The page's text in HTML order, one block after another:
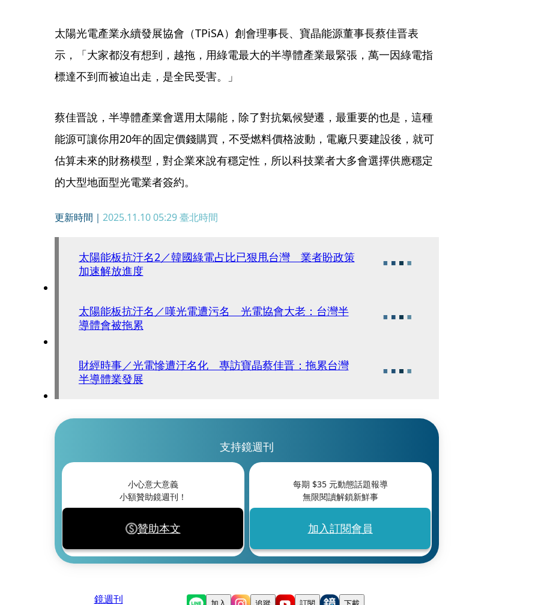
太陽光電產業永續發展協會（TPiSA）創會理事長、寶晶能源董事長蔡佳晋表
示，「大家都沒有想到，越拖，用綠電最大的半導體產業最緊張，萬一因綠電指
標達不到而被迫出走，是全民受害。」
蔡佳晋說，半導體產業會選用太陽能，除了對抗氣候變遷，最重要的也是，這種
能源可讓你用20年的固定價錢購買，不受燃料價格波動，電廠只要建設後，就可
估算未來的財務模型，對企業來說有穩定性，所以科技業者大多會選擇供應穩定
的大型地面型光電業者簽約。
更新時間｜ 2025.11.10 05:29臺北時間
太陽能板抗汙名2／韓國綠電占比已狠甩台灣 業者盼政策
加速解放進度
太陽能板抗汙名／嘆光電遭污名 光電協會大老：台灣半
導體會被拖累
財經時事／光電慘遭汙名化 專訪寶晶蔡佳晋：拖累台灣
半導體業發展
支持鏡週刊
小心意大意義
小額贊助鏡週刊！
贊助本文
每期 $35元動態話題報導
無限閱讀解鎖新鮮事
加入訂閱會員
鏡週刊